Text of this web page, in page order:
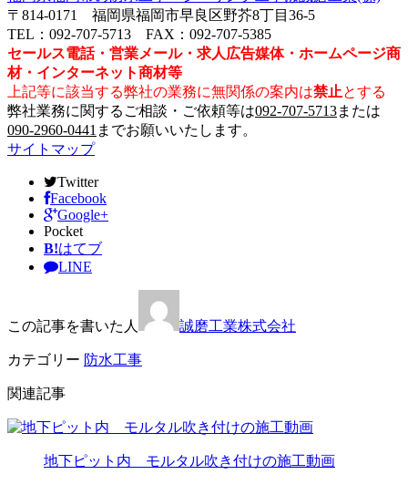
〒814-0171 福岡県福岡市早良区野芥8丁目36-5
TEL：092-707-5713 FAX：092-707-5385
セールス電話・営業メール・求人広告媒体・ホームページ商
材・インターネット商材等
上記等に該当する弊社の業務に無関係の案内は禁止とする
弊社業務に関するご相談・ご依頼等は092-707-5713または
090-2960-0441 までお願いいたします。
サイトマップ
Twitter
Facebook
Google+
Pocket
B!はてブ
LINE
この記事を書いた人 誠磨工業株式会社
カテゴリー 防水工事
関連記事
地下ピット内 モルタル吹き付けの施工動画